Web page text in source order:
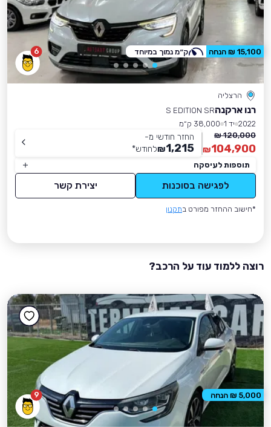
6
הרצליה
רנו ארקנהS EDITION SR
2022 יד 1
38,000 ק״מ
120,000 ₪
104,900
₪
החזר חודשי מ-
1,215
₪לחודש*
תוספות לעיסקה
לפגישה בסוכנות יצירת קשר
*חישוב ההחזר מפורט בתקנון
15,100 ₪ הנחה ק״מ נמוך במיוחד
רוצה ללמוד עוד על הרכב?
9 5,000 ₪ הנחה